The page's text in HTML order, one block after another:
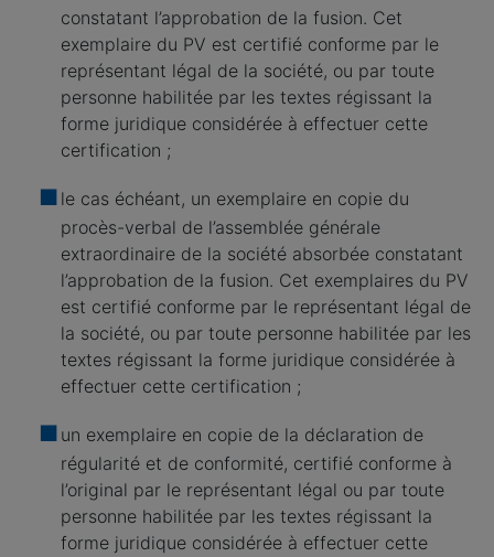
constatant l’approbation de la fusion. Cet
exemplaire du PV est certifié conforme par le
représentant légal de la société, ou par toute
personne habilitée par les textes régissant la
forme juridique considérée à effectuer cette
certification ;
le cas échéant, un exemplaire en copie du
procès-verbal de l’assemblée générale
extraordinaire de la société absorbée constatant
l’approbation de la fusion. Cet exemplaires du PV
est certifié conforme par le représentant légal de
la société, ou par toute personne habilitée par les
textes régissant la forme juridique considérée à
effectuer cette certification ;
un exemplaire en copie de la déclaration de
régularité et de conformité, certifié conforme à
l’original par le représentant légal ou par toute
personne habilitée par les textes régissant la
forme juridique considérée à effectuer cette